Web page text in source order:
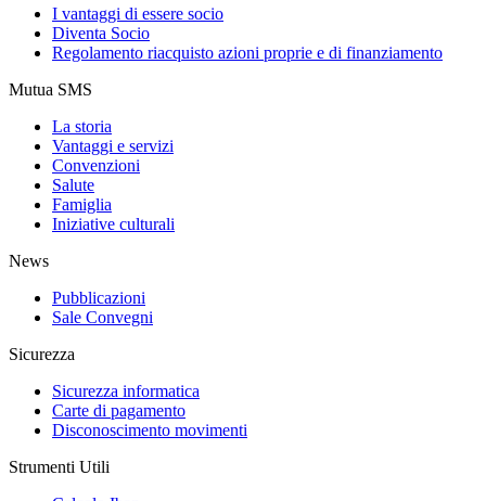
I vantaggi di essere socio
Diventa Socio
Regolamento riacquisto azioni proprie e di finanziamento
Mutua SMS
La storia
Vantaggi e servizi
Convenzioni
Salute
Famiglia
Iniziative culturali
News
Pubblicazioni
Sale Convegni
Sicurezza
Sicurezza informatica
Carte di pagamento
Disconoscimento movimenti
Strumenti Utili